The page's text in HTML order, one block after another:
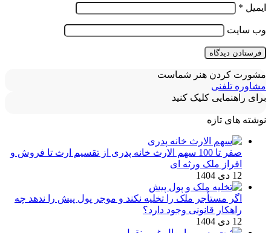
ایمیل *
وب‌ سایت
مشورت کردن هنر شماست
مشاوره تلفنی
برای راهنمایی کلیک کنید
نوشته های تازه
صفر تا 100 سهم الارث خانه پدری از تقسیم ارث تا فروش و
افراز ملک ورثه ای
12 دی 1404
اگر مستأجر ملک را تخلیه نکند و موجر پول پیش را ندهد چه
راهکار قانونی وجود دارد؟
12 دی 1404